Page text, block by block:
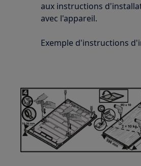
aux instructions
avec l'appareil.
Exemple d'instructions